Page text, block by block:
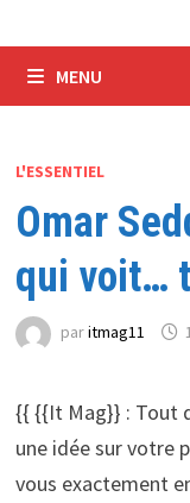
MENU
L'ESSENTIEL
Omar
qui voit…
paritmag11
{{ {{It Mag}} : Tout
une idée sur votre
vous exactement